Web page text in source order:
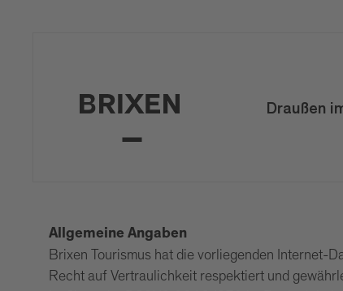
Draußen
Allgemeine Angaben
Brixen Tourismus hat die vorliegenden Internet-
Recht auf Vertraulichkeit respektiert und